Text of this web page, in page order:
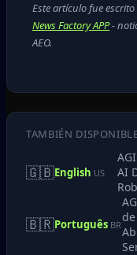
Este artículo fue
News Factory APP-
AEO.
TAMBIÉN
🇬🇧English US
AI
🇧🇷Português BR